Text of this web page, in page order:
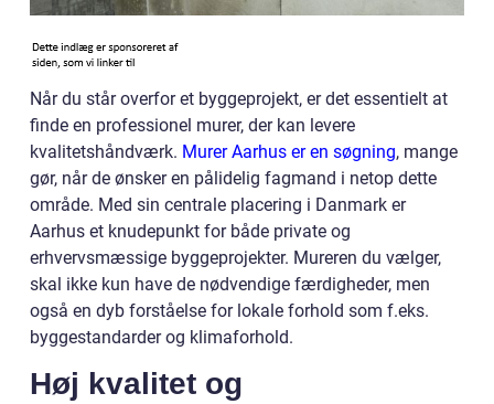
Når du står overfor et byggeprojekt, er det essentielt at
finde en professionel murer, der kan levere
kvalitetshåndværk. Murer Aarhus er en søgning, mange
gør, når de ønsker en pålidelig fagmand i netop dette
område. Med sin centrale placering i Danmark er
Aarhus et knudepunkt for både private og
erhvervsmæssige byggeprojekter. Mureren du vælger,
skal ikke kun have de nødvendige færdigheder, men
også en dyb forståelse for lokale forhold som f.eks.
byggestandarder og klimaforhold.
Høj kvalitet og